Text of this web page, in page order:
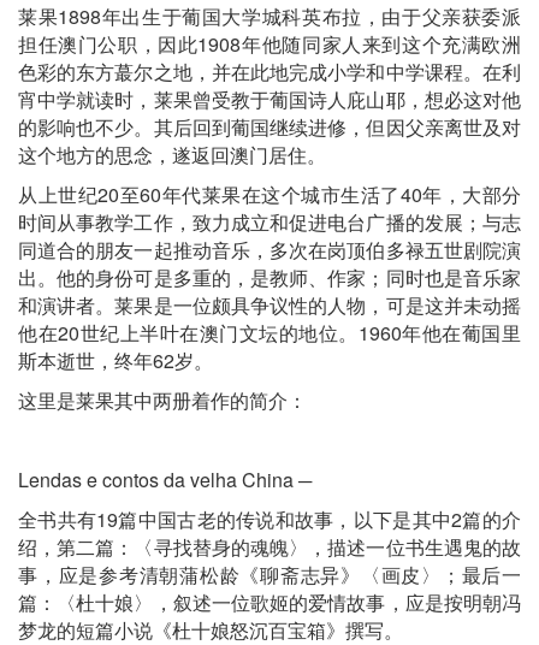
莱果1898年出生于葡国大学城科英布拉，由于父亲获委派
担任澳门公职，因此1908年他随同家人来到这个充满欧洲
色彩的东方蕞尔之地，并在此地完成小学和中学课程。在利
宵中学就读时，莱果曾受教于葡国诗人庇山耶，想必这对他
的影响也不少。其后回到葡国继续进修，但因父亲离世及对
这个地方的思念，遂返回澳门居住。
从上世纪20至60年代莱果在这个城市生活了40年，大部分
时间从事教学工作，致力成立和促进电台广播的发展；与志
同道合的朋友一起推动音乐，多次在岗顶伯多禄五世剧院演
出。他的身份可是多重的，是教师、作家；同时也是音乐家
和演讲者。莱果是一位颇具争议性的人物，可是这并未动摇
他在20世纪上半叶在澳门文坛的地位。1960年他在葡国里
斯本逝世，终年62岁。
这里是莱果其中两册着作的简介：
Lendas e contos da velha China ─
全书共有19篇中国古老的传说和故事，以下是其中2篇的介
绍，第二篇：〈寻找替身的魂魄〉，描述一位书生遇鬼的故
事，应是参考清朝蒲松龄《聊斋志异》〈画皮〉；最后一
篇：〈杜十娘〉，叙述一位歌姬的爱情故事，应是按明朝冯
梦龙的短篇小说《杜十娘怒沉百宝箱》撰写。